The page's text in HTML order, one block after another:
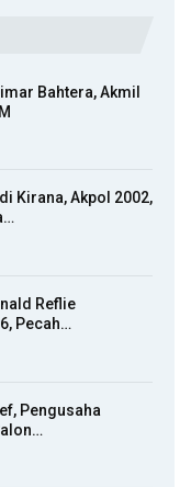
Bahtera, Akmil
Kirana, Akpol 2002,
Reflie
Pecah…
Pengusaha